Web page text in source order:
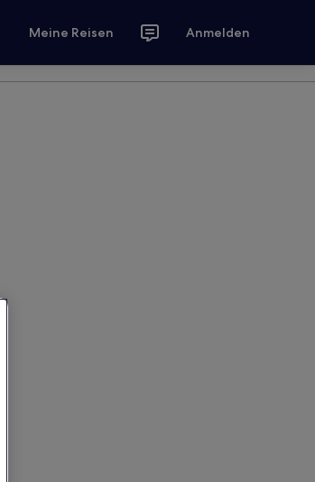
Meine Reisen Anmelden